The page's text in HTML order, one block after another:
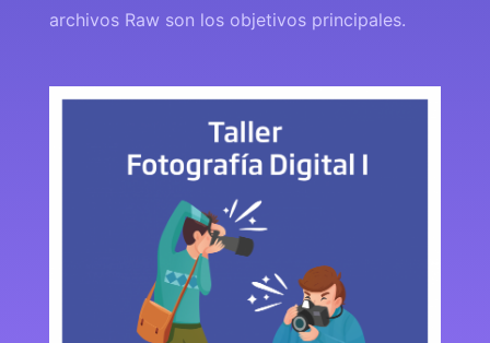
archivos Raw son los objetivos principales.